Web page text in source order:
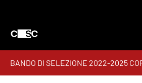
BANDO DI SELEZIONE 2022-2025
DELLA SECONDA